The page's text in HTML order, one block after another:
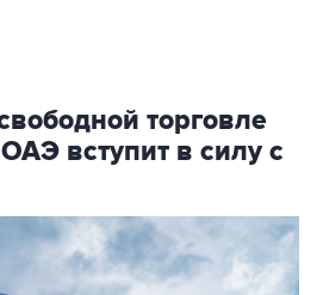
торговле
вступит в силу с